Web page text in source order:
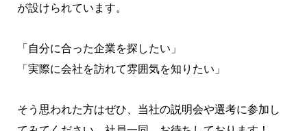
が設けられています。
「自分に合った企業を探したい」
「実際に会社を訪れて雰囲気を知りたい」
そう思われた方はぜひ、当社の説明会や選考に参加し